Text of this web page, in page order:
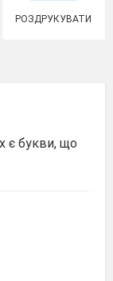
РОЗДРУКУВАТИ
є букви, що